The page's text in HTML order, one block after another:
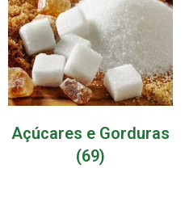
Açúcares e Gorduras
(69)